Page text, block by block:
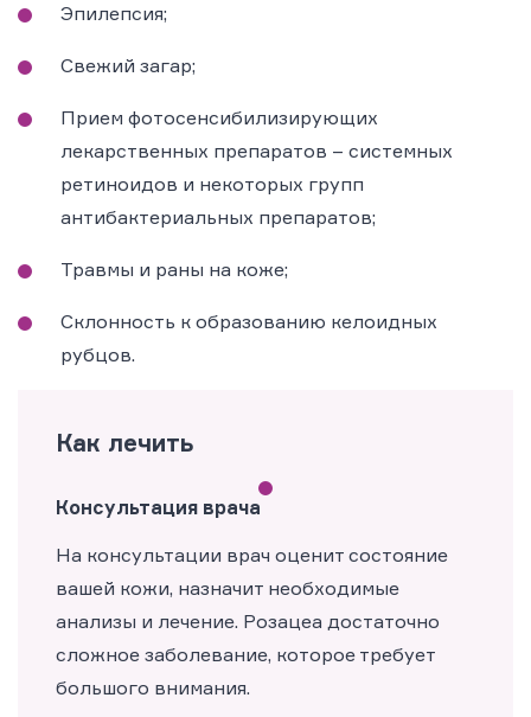
Эпилепсия;
Свежий загар;
Прием фотосенсибилизирующих
лекарственных препаратов – системных
ретиноидов и некоторых групп
антибактериальных препаратов;
Травмы и раны на коже;
Склонность к образованию келоидных
рубцов.
Как лечить
Консультация врача
На консультации врач оценит состояние
вашей кожи, назначит необходимые
анализы и лечение. Розацеа достаточно
сложное заболевание, которое требует
большого внимания.